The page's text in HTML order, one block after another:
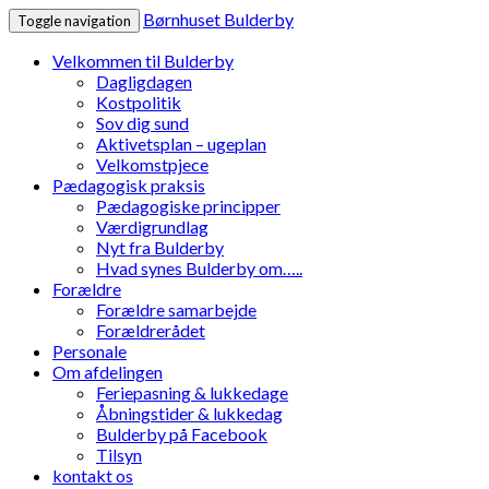
Toggle navigation
Børnhuset Bulderby
Velkommen til Bulderby
Dagligdagen
Kostpolitik
Sov dig sund
Aktivetsplan – ugeplan
Velkomstpjece
Pædagogisk praksis
Pædagogiske principper
Værdigrundlag
Nyt fra Bulderby
Hvad synes Bulderby om…..
Forældre
Forældre samarbejde
Forældrerådet
Personale
Om afdelingen
Feriepasning & lukkedage
Åbningstider & lukkedag
Bulderby på Facebook
Tilsyn
kontakt os